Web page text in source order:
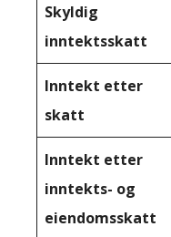
Skyldig
inntektsskatt
Inntekt etter
skatt
Inntekt etter
inntekts- og
eiendomsskatt